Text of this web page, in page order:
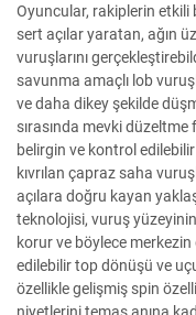
Oyuncular, rakiplerin etkili
sert açılar yaratan, ağın
vuruşlarını
savunma amaçlı lob
ve daha dikey şekilde
sırasında mevki
belirgin ve kontrol
kıvrılan çapraz saha
açılara doğru kayan
teknolojisi, vuruş
korur ve böylece merkezin
edilebilir top dönüşü ve
özellikle gelişmiş spin